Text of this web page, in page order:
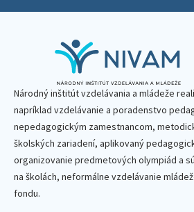
Národný inštitút vzdelávania a mládeže
napríklad vzdelávanie a poradenstvo
nepedagogickým zamestnancom,
školských zariadení, aplikovaný
organizovanie predmetových olympiád a
na školách, neformálne vzdelávanie
fondu.